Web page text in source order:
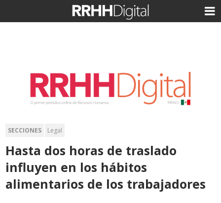
SECCIONES Legal
Hasta dos horas de traslado
influyen en los hábitos
alimentarios de los trabajadores